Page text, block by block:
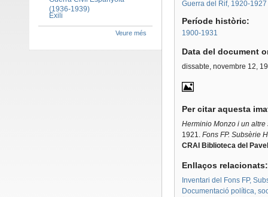
Guerra del Rif, 1920-1927
Període històric:
1900-1931
Data del document
dissabte, novembre 12,
Per citar aquesta
Herminio Monzo i un
1921. Fons FP. Subsèrie
CRAI Biblioteca del
Enllaços
Inventari del Fons FP,
Documentació política,
(1936-1939)
Exili
Veure més